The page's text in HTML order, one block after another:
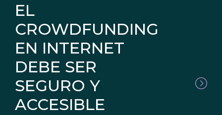
EL
CROWDFUNDING
EN INTERNET
DEBE SER
SEGURO Y
ACCESIBLE